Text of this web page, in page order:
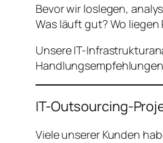
Bevor wir loslegen,
Was läuft gut? Wo
Unsere IT-
IT-Outsourcing-
Viele unserer Kunden